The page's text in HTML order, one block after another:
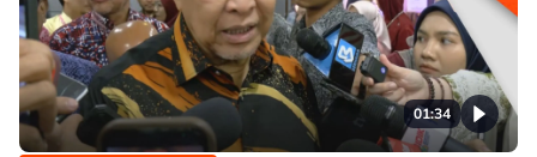
01:34